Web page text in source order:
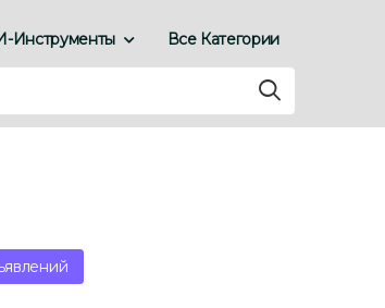
Инструменты Все Категории